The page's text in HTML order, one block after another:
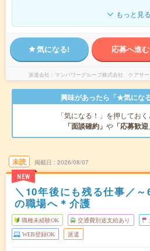
もっと見る
気になる! 応募へ進む
派遣会社 マンパワーグループ株式会社 ケアサ
興味があったら「★気にな
「気になる！」を押してお
「面談確約」 や 「応募歓迎
未読
NEW
掲載日 2026/08/07
＼10年後にも残る仕事／
の職場へ＊介護
職種未経験OK 交通費別途支給あり
WEB登録OK 派遣